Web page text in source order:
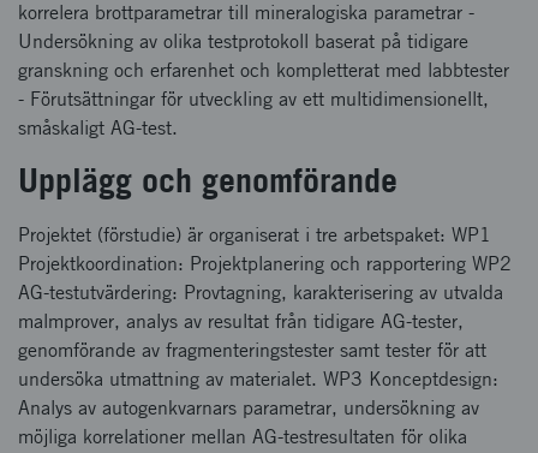
korrelera brottparametrar till mineralogiska parametrar -
Undersökning av olika testprotokoll baserat på tidigare
granskning och erfarenhet och kompletterat med labbtester
- Förutsättningar för utveckling av ett multidimensionellt,
småskaligt AG-test.
Upplägg och genomförande
Projektet (förstudie) är organiserat i tre arbetspaket: WP1
Projektkoordination: Projektplanering och rapportering WP2
AG-testutvärdering: Provtagning, karakterisering av utvalda
malmprover, analys av resultat från tidigare AG-tester,
genomförande av fragmenteringstester samt tester för att
undersöka utmattning av materialet. WP3 Konceptdesign:
Analys av autogenkvarnars parametrar, undersökning av
möjliga korrelationer mellan AG-testresultaten för olika